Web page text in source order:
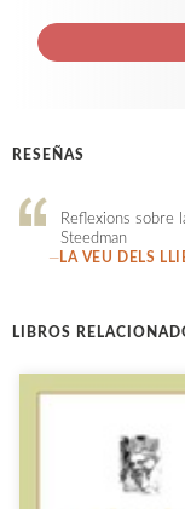
RESEÑAS
Reflexions sobre
Steedman
—LA VEU DELS
LIBROS